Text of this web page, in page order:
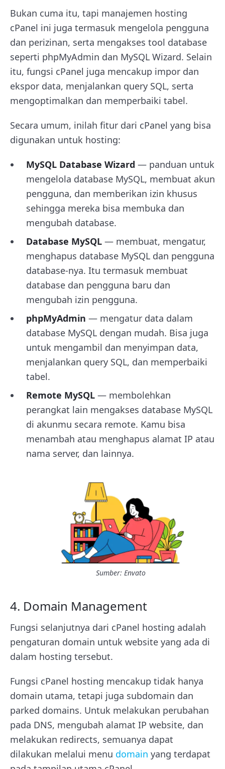
Bukan cuma itu, tapi manajemen hosting
cPanel ini juga termasuk mengelola pengguna
dan perizinan, serta mengakses tool database
seperti phpMyAdmin dan MySQL Wizard. Selain
itu, fungsi cPanel juga mencakup impor dan
ekspor data, menjalankan query SQL, serta
mengoptimalkan dan memperbaiki tabel.
Secara umum, inilah fitur dari cPanel yang bisa
digunakan untuk hosting:
MySQL Database Wizard — panduan untuk
mengelola database MySQL, membuat akun
pengguna, dan memberikan izin khusus
sehingga mereka bisa membuka dan
mengubah database.
Database MySQL — membuat, mengatur,
menghapus database MySQL dan pengguna
database-nya. Itu termasuk membuat
database dan pengguna baru dan
mengubah izin pengguna.
phpMyAdmin — mengatur data dalam
database MySQL dengan mudah. Bisa juga
untuk mengambil dan menyimpan data,
menjalankan query SQL, dan memperbaiki
tabel.
Remote MySQL — membolehkan
perangkat lain mengakses database MySQL
di akunmu secara remote. Kamu bisa
menambah atau menghapus alamat IP atau
nama server, dan lainnya.
Sumber: Envato
4. Domain Management
Fungsi selanjutnya dari cPanel hosting adalah
pengaturan domain untuk website yang ada di
dalam hosting tersebut.
Fungsi cPanel hosting mencakup tidak hanya
domain utama, tetapi juga subdomain dan
parked domains. Untuk melakukan perubahan
pada DNS, mengubah alamat IP website, dan
melakukan redirects, semuanya dapat
dilakukan melalui menu domain yang terdapat